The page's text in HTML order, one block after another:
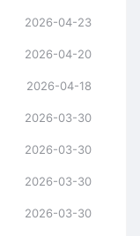
2026-04-23
2026-04-20
2026-04-18
2026-03-30
2026-03-30
2026-03-30
2026-03-30